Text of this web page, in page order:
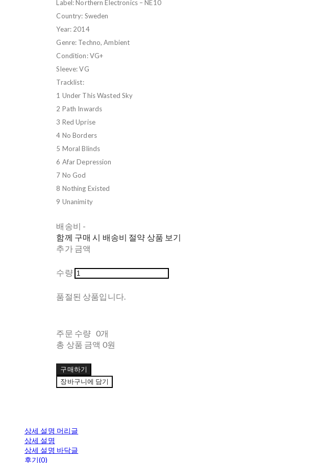
Label: Northern Electronics – NE10
Country: Sweden
Year: 2014
Genre: Techno, Ambient
Condition: VG+
Sleeve: VG
Tracklist:
1 Under This Wasted Sky
2 Path Inwards
3 Red Uprise
4 No Borders
5 Moral Blinds
6 Afar Depression
7 No God
8 Nothing Existed
9 Unanimity
배송비 -
함께 구매 시 배송비 절약 상품 보기
추가 금액
수량
품절된 상품입니다.
주문 수량 0개
총 상품 금액 0원
구매하기
장바구니에 담기
상세 설명 머리글
상세 설명
상세 설명 바닥글
후기(0)